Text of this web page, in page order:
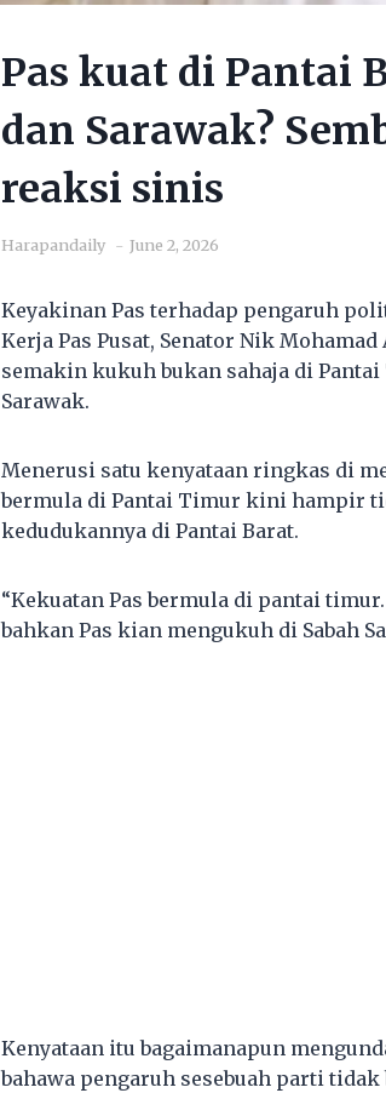
Pas kuat di Pantai
dan Sarawak?
reaksi sinis
Harapandaily June 2, 2026
Keyakinan Pas terhadap pengaruh
Kerja Pas Pusat, Senator Nik
semakin kukuh bukan sahaja di
Sarawak.
Menerusi satu kenyataan ringkas di
bermula di Pantai Timur kini hampir
kedudukannya di Pantai Barat.
“Kekuatan Pas bermula di pantai
bahkan Pas kian mengukuh di Sabah
Kenyataan itu bagaimanapun
bahawa pengaruh sesebuah parti